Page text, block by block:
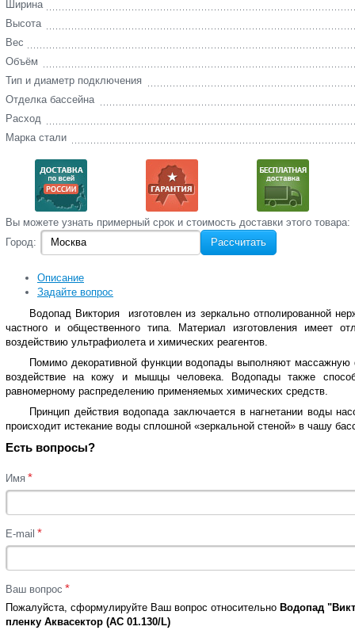
Ширина
Высота
Вес
Объём
Тип и диаметр подключения
Отделка бассейна
Расход
Марка стали
Вы‌ можете‌ узнать‌ примерный срок и стоимость‌ доставки этого товара:
Город:
Рассчитать
Описание
Задайте вопрос
Водопад Виктория изготовлен из зеркально отполированной
частного и общественного типа. Материал изготовления имеет
воздействию ультрафиолета и химических реагентов.
Помимо декоративной функции водопады выполняют
воздействие на кожу и мышцы человека. Водопады также
равномерному распределению применяемых химических средств.
Принцип действия водопада заключается в нагнетании воды
происходит истекание воды сплошной «зеркальной стеной» в чашу
Есть вопросы?
Имя *
E-mail *
Ваш вопрос *
Пожалуйста, сформулируйте Ваш вопрос относительно Водопад
пленку Аквасектор (АС 01.130/L)